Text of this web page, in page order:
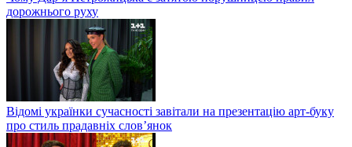
дорожнього руху
Відомі українки сучасності завітали на презентацію арт-буку
про стиль прадавніх слов’янок